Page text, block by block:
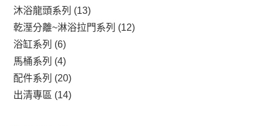
沐浴龍頭系列 (13)
乾溼分離~淋浴拉門系列 (12)
浴缸系列 (6)
馬桶系列 (4)
配件系列 (20)
出清專區 (14)